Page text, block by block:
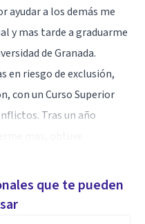
ayudar a los demás me
y mas tarde a graduarme
de Granada.
en riesgo de exclusión,
con un Curso Superior
Tras un año
a trabajar como
Esta experiencia
donde
que te pueden